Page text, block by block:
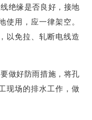
绝缘是否良好，接地
使用，应一律架空。
以免拉、轧断电线造
做好防雨措施，将孔
现场的排水工作，做